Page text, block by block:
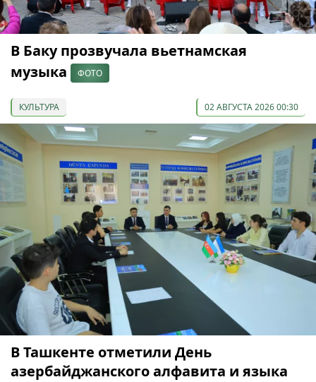
В Баку прозвучала вьетнамская
музыка
ФОТО
КУЛЬТУРА 02 АВГУСТА 2026 00:30
В Ташкенте отметили День
азербайджанского алфавита и языка